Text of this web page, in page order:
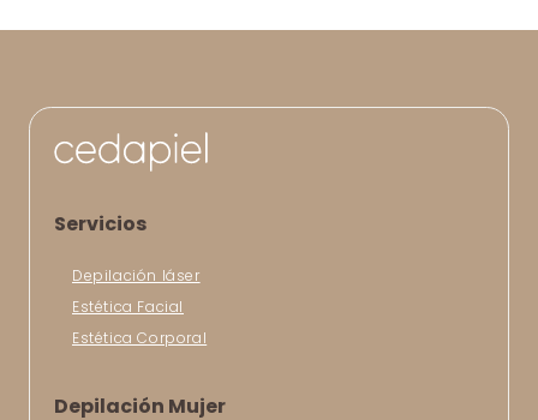
Servicios
Depilación láser
Estética Facial
Estética Corporal
Depilación Mujer